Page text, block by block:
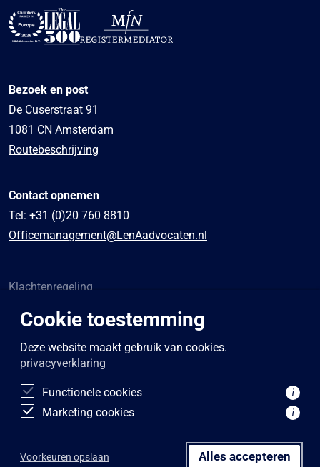
Bezoek en post
De Cuserstraat 91
1081 CN Amsterdam
Routebeschrijving
Contact opnemen
Tel: +31 (0)20 760 8810
Officemanagement@LenAadvocaten.nl
Klachtenregeling
Sponsoring
Privacybeleid
Disclaimer
Cookie toestemming
Deze website maakt gebruik van cookies.
privacyverklaring
Functionele cookies
i
Marketing cookies i
Voorkeuren opslaan Alles accepteren